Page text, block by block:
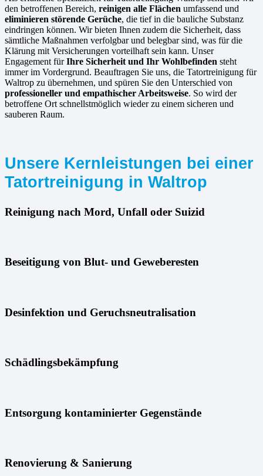
den betroffenen Bereich, reinigen alle Flächen umfassend und
eliminieren störende Gerüche, die tief in die bauliche Substanz
eindringen können. Wir bieten Ihnen zudem die Sicherheit, dass
sämtliche Maßnahmen verfolgbar und belegbar sind, was für die
Klärung mit Versicherungen vorteilhaft sein kann. Unser
Engagement fürIhre Sicherheit und Ihr Wohlbefinden steht
immer im Vordergrund. Beauftragen Sie uns, die Tatortreinigung für
Waltrop zu übernehmen, und spüren Sie den Unterschied von
professioneller und empathischer Arbeitsweise. So wird der
betroffene Ort schnellstmöglich wieder zu einem sicheren und
sauberen Raum.
Unsere Kernleistungen bei einer
Tatortreinigung in Waltrop
Reinigung nach Mord, Unfall oder Suizid
Beseitigung von Blut- und Geweberesten
Desinfektion und Geruchsneutralisation
Schädlingsbekämpfung
Entsorgung kontaminierter Gegenstände
Renovierung & Sanierung